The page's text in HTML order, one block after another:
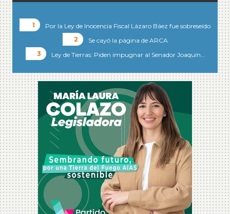
Por la Ley de Inocencia Fiscal Lázaro Báez fue sobreseído
Se cayó la página de ARCA
Ley de Tierras: Piden impugnar al Senador Joaquín…